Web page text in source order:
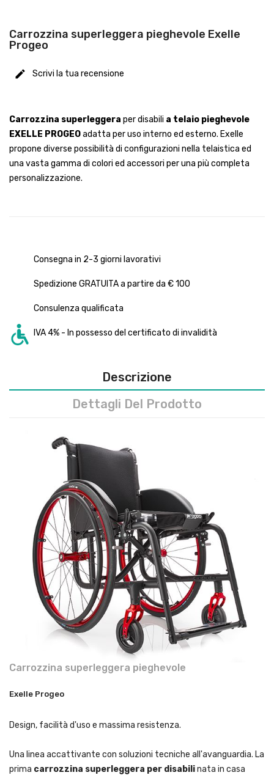
Carrozzina superleggera pieghevole Exelle
Progeo
Scrivi la tua recensione
Carrozzina superleggera per disabili a telaio pieghevole
EXELLE PROGEOadatta per uso interno ed esterno. Exelle
propone diverse possibilità di configurazioni nella telaistica ed
una vasta gamma di colori ed accessori per una più completa
personalizzazione.
Consegna in 2-3 giorni lavorativi
Spedizione GRATUITA a partire da € 100
Consulenza qualificata
IVA 4% - In possesso del certificato di invalidità
Descrizione
Dettagli Del Prodotto
Carrozzina superleggera pieghevole
Exelle Progeo
Design, facilità d'uso e massima resistenza.
Una linea accattivante con soluzioni tecniche all'avanguardia. La
prima carrozzina superleggera per disabilinata in casa